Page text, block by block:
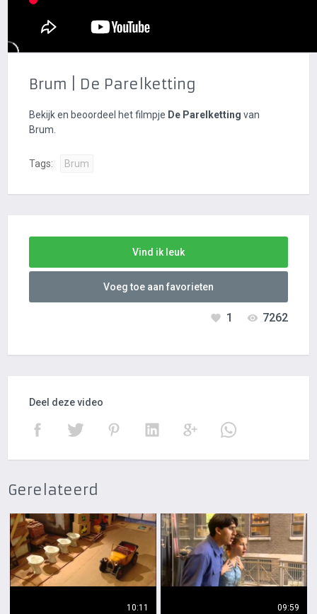
Brum | De Parelketting
Bekijk en beoordeel het filmpje De Parelketting van
Brum.
Tags: Brum
Vind ik leuk
Voeg toe aan favorieten
7262
1
Deel deze video
Gerelateerd
10:11 09:59